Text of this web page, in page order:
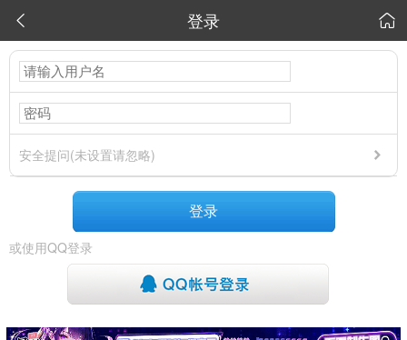
 登录 
安全提问(未设置请忽略)
登录
或使用QQ登录